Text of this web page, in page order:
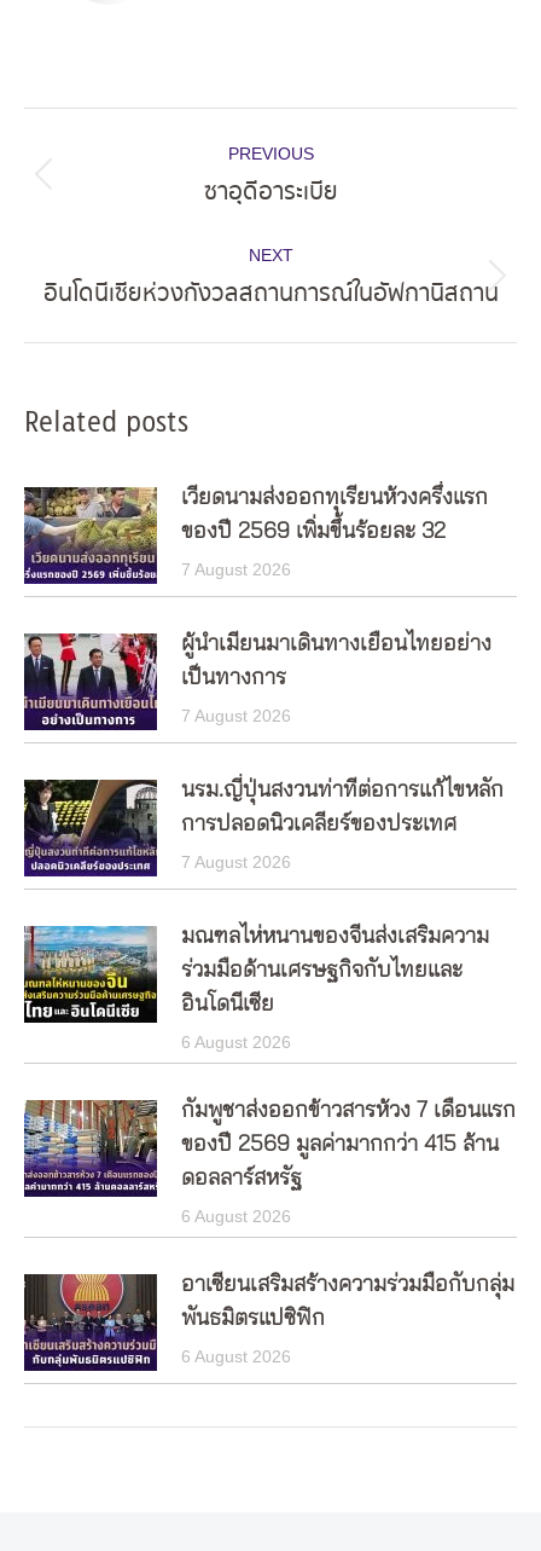
navigation
PREVIOUS
Previous
ซาอุดีอาระเบีย
NEXT
Next
อินโดนีเซียห่วงกังวลสถานการณ์ในอัฟกานิสถาน
Related posts
เวียดนามส่งออกทุเรียนห้วงครึ่งแรก
ของปี 2569 เพิ่มขึ้นร้อยละ 32
7 August 2026
ผู้นำเมียนมาเดินทางเยือนไทยอย่าง
เป็นทางการ
7 August 2026
นรม.ญี่ปุ่นสงวนท่าทีต่อการแก้ไขหลัก
การปลอดนิวเคลียร์ของประเทศ
7 August 2026
มณฑลไห่หนานของจีนส่งเสริมความ
ร่วมมือด้านเศรษฐกิจกับไทยและ
อินโดนีเซีย
6 August 2026
กัมพูชาส่งออกข้าวสารห้วง 7 เดือนแรก
ของปี 2569 มูลค่ามากกว่า 415 ล้าน
ดอลลาร์สหรัฐ
6 August 2026
อาเซียนเสริมสร้างความร่วมมือกับกลุ่ม
พันธมิตรแปซิฟิก
6 August 2026